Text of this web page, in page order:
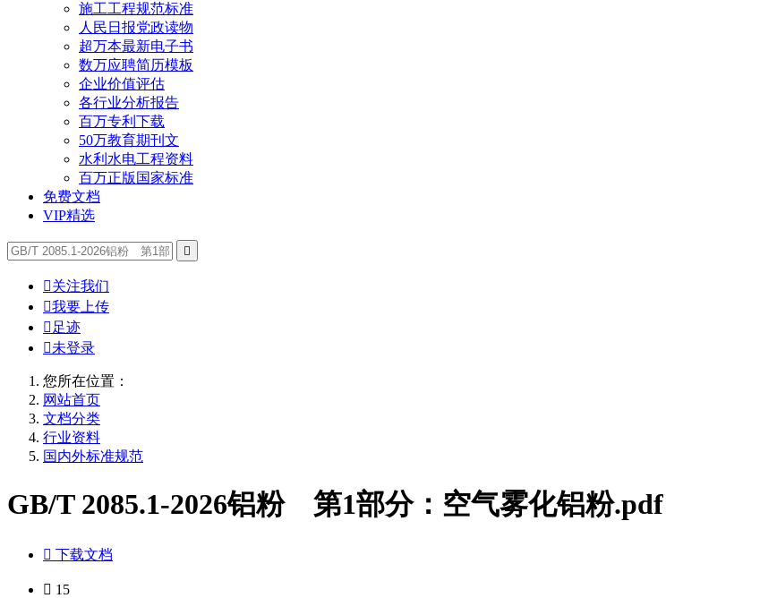
施工工程规范标准
人民日报党政读物
超万本最新电子书
数万应聘简历模板
企业价值评估
各行业分析报告
百万专利下载
50万教育期刊文
水利水电工程资料
百万正版国家标准
免费文档
VIP精选

关注我们
我要上传
 足迹
未登录
您所在位置：
网站首页
文档分类
行业资料
国内外标准规范
GB/T 2085.1-2026铝粉 第1部分：空气雾化铝粉.pdf
 下载文档
 15